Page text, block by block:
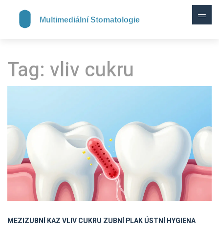
Tag: vliv cukru
MEZIZUBNÍ KAZVLIV CUKRU ZUBNÍ PLAKÚSTNÍ HYGIENA